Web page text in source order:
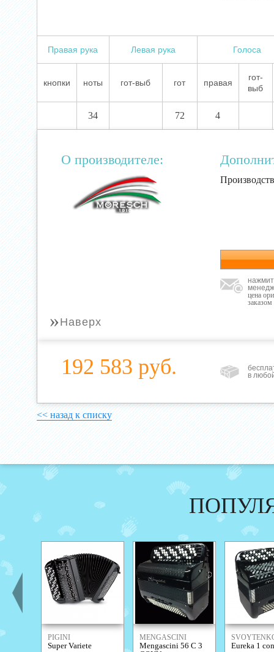
Правая рука Левая рука Голоса
кнопки ноты гот-выб гот правая
гот-
выб
34 72 4
О производителе:
цена
заказом
» Наверх
192 583 руб.
в
<< назад к списку
PIGINI
Super Variete
MENGASCINI
Mengascini 56 С 3
Eureka 1